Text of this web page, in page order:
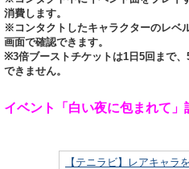
消費します。
※コンタクトしたキャラクターのレベ
画面で確認できます。
※3倍ブーストチケットは1日5回まで
できません。
イベント「白い夜に包まれて」
【テニラビ】レアキャラ